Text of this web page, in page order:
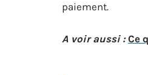
paiement.
A voir aussi : Ce